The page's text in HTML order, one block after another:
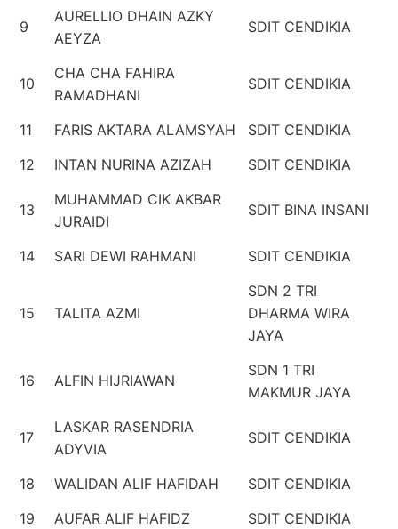
9
AURELLIO DHAIN AZKY
AEYZA
SDIT CENDIKIA
10
CHA CHA FAHIRA
RAMADHANI
SDIT CENDIKIA
11 FARIS AKTARA ALAMSYAH
SDIT CENDIKIA
12
INTAN NURINA AZIZAH SDIT CENDIKIA
13
MUHAMMAD CIK AKBAR
JURAIDI
SDIT BINA INSANI
14 SARI DEWI RAHMANI SDIT CENDIKIA
15 TALITA AZMI
SDN 2 TRI
DHARMA WIRA
JAYA
16 ALFIN HIJRIAWAN
SDN 1 TRI
MAKMUR JAYA
17
LASKAR RASENDRIA
ADYVIA
SDIT CENDIKIA
18 WALIDAN ALIF HAFIDAH
SDIT CENDIKIA
19
AUFAR ALIF HAFIDZ SDIT CENDIKIA